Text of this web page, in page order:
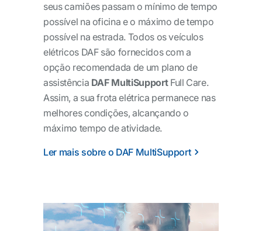
seus camiões passam o mínimo de tempo
possível na oficina e o máximo de tempo
possível na estrada. Todos os veículos
elétricos DAF são fornecidos com a
opção recomendada de um plano de
assistência DAF MultiSupportFull Care.
Assim, a sua frota elétrica permanece nas
melhores condições, alcançando o
máximo tempo de atividade.
Ler mais sobre o DAF MultiSupport